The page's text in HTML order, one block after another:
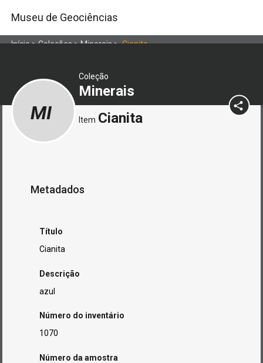
Museu de Geociências
Início>Coleções>Minerais>Cianita
Coleção
Minerais
MI Item Cianita
Metadados
Título
Cianita
Descrição
azul
Número do inventário
1070
Número da amostra